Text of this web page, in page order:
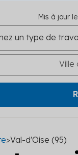
Mis à jour
>Val-d'Oise (95)